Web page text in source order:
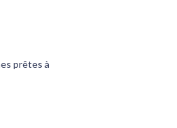
prêtes à